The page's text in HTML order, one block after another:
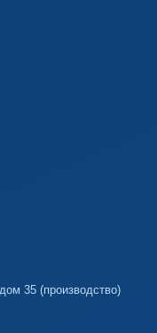
35 (производство)